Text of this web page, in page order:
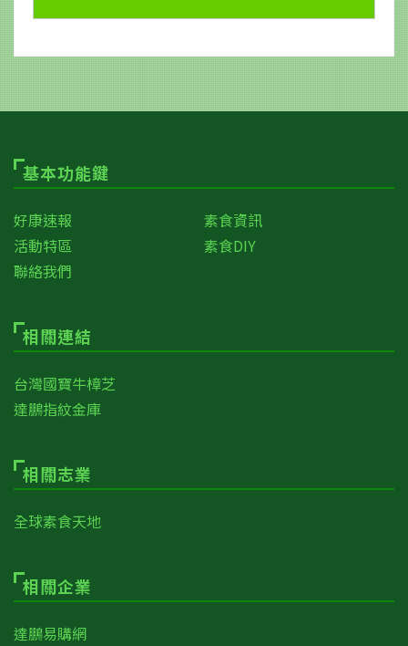
基本功能鍵
好康速報
素食資訊
活動特區
素食DIY
聯絡我們
相關連結
台灣國寶牛樟芝
達鵬指紋金庫
相關志業
全球素食天地
相關企業
達鵬易購網